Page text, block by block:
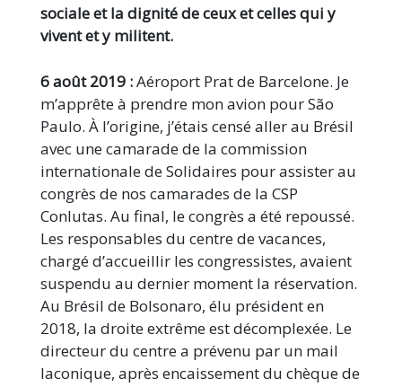
sociale et la dignité de ceux et celles qui y
vivent et y militent.
6 août 2019 :Aéroport Prat de Barcelone. Je
m’apprête à prendre mon avion pour São
Paulo. À l’origine, j’étais censé aller au Brésil
avec une camarade de la commission
internationale de Solidaires pour assister au
congrès de nos camarades de la CSP
Conlutas. Au final, le congrès a été repoussé.
Les responsables du centre de vacances,
chargé d’accueillir les congressistes, avaient
suspendu au dernier moment la réservation.
Au Brésil de Bolsonaro, élu président en
2018, la droite extrême est décomplexée. Le
directeur du centre a prévenu par un mail
laconique, après encaissement du chèque de